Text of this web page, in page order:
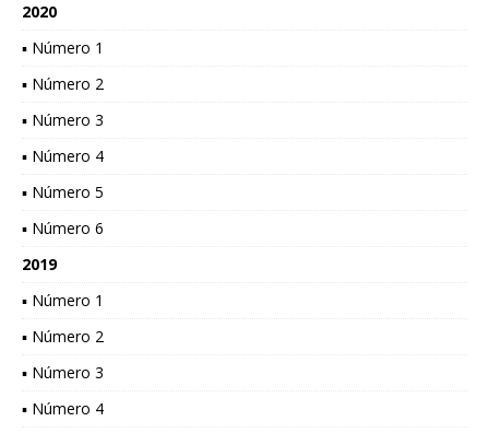
2020
▪ Número 1
▪ Número 2
▪ Número 3
▪ Número 4
▪ Número 5
▪ Número 6
2019
▪ Número 1
▪ Número 2
▪ Número 3
▪ Número 4